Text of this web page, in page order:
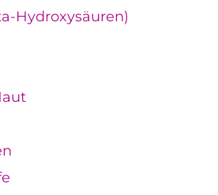
Hydroxysäuren)